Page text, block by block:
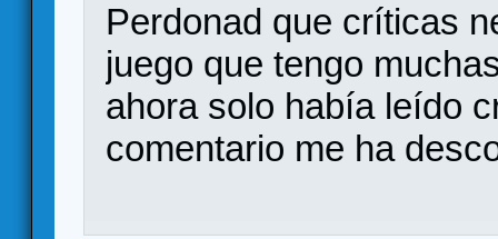
Perdonad que críticas
juego que tengo
ahora solo había leído
comentario me ha